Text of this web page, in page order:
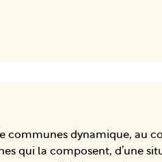
communes dynamique, au
qui la composent, d’une